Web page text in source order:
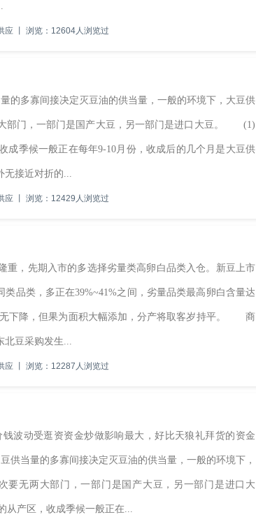
应 浏览：12604人浏览过
多寡间接决定灭豆油的供当量，一般的环境下，大豆供
部门，一部门是国产大豆，另一部门是进口大豆。 (1)
成季候一般正在每年9-10月份，收成后的几个月是大豆供
无接近对折的...
应 浏览：12429人浏览过
，先期入市的多选择劣量类高卵白品类入仓。新豆上市
品类，多正在39%~41%之间，劣量品类最高卵白含量达
无下降，但果为面积大幅添加，分产将取客岁持平。 商
北豆采购发生...
应 浏览：12287人浏览过
动受逛资资金炒做影响最大，好比天狼礼拜货的资金
当量的多寡间接决定灭豆油的供当量，一般的环境下，
要无两大部门，一部门是国产大豆，另一部门是进口大
产区，收成季候一般正在...